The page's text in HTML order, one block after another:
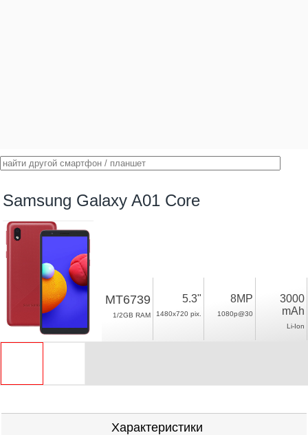
Samsung Galaxy A01 Core
MT6739
1/2GB RAM
5.3"
1480x720 pix.
8MP
1080p@30
3000
mAh
Li-Ion
Характеристики